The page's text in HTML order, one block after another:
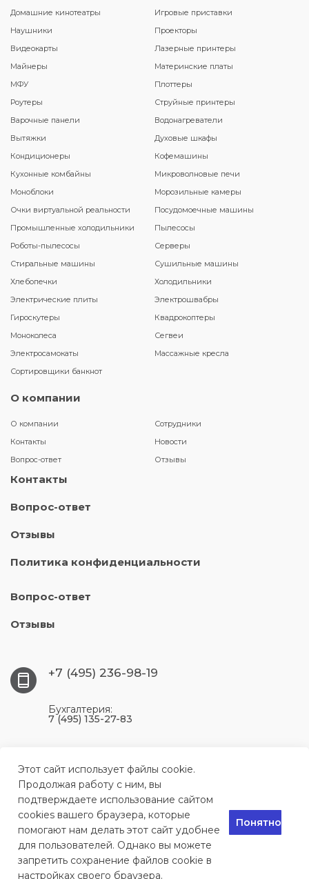
Домашние кинотеатры
Игровые приставки
Наушники
Проекторы
Видеокарты
Лазерные принтеры
Майнеры
Материнские платы
МФУ
Плоттеры
Роутеры
Струйные принтеры
Варочные панели
Водонагреватели
Вытяжки
Духовые шкафы
Кондиционеры
Кофемашины
Кухонные комбайны
Микроволновые печи
Моноблоки
Морозильные камеры
Очки виртуальной реальности
Посудомоечные машины
Промышленные холодильники
Пылесосы
Роботы-пылесосы
Серверы
Стиральные машины
Сушильные машины
Хлебопечки
Холодильники
Электрические плиты
Электрошвабры
Гироскутеры
Квадрокоптеры
Моноколеса
Сегвеи
Электросамокаты
Массажные кресла
Сортировщики банкнот
О компании
О компании
Сотрудники
Контакты
Новости
Вопрос-ответ
Отзывы
Контакты
Вопрос-ответ
Отзывы
Политика конфиденциальности
Вопрос-ответ
Отзывы
+7 (495) 236-98-19
Бухгалтерия:
7 (495) 135-27-83
этаж, комната 204
info@remontkomlink.ru
Сервисный центр по ремонту техники в Москве, 2024
Этот сайт использует файлы cookie.
Продолжая работу с ним, вы
подтверждаете использование сайтом
cookies вашего браузера, которые
помогают нам делать этот сайт удобнее
для пользователей. Однако вы можете
запретить сохранение файлов cookie в
настройках своего браузера.
Понятно